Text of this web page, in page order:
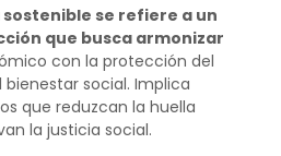
se refiere a un
que busca armonizar
con la protección del
social. Implica
que reduzcan la huella
la justicia social.